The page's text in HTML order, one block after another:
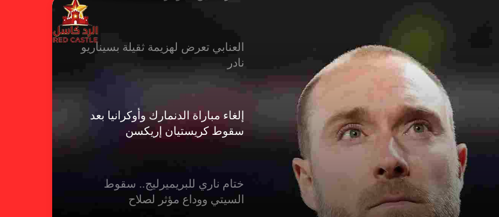
العنابي تعرض لهزيمة ثقيلة بسيناريو
نادر
إلغاء مباراة الدنمارك وأوكرانيا بعد
سقوط كريستيان إريكسن
ختام ناري للبريميرليج.. سقوط
السيتي ووداع مؤثر لصلاح